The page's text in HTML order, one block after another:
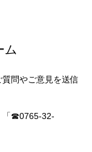
ム
問やご意見を送信
「☎︎0765-32-